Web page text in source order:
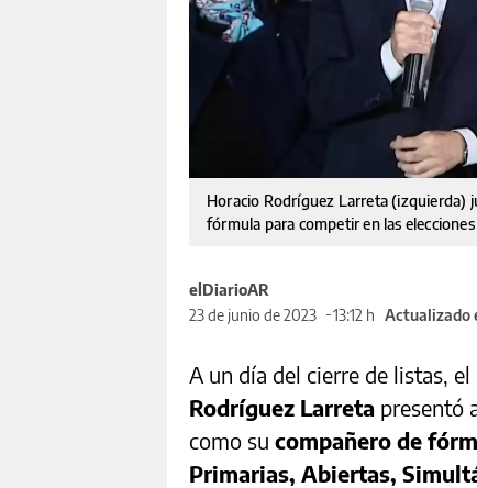
Horacio Rodríguez Larreta (izquierda)
fórmula para competir en las
elDiarioAR
23 de junio de 2023
13:12 h Actualizado
A un día del cierre de listas,
Rodríguez Larreta presentó
como su compañero de
Primarias, Abiertas,